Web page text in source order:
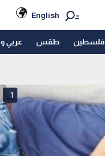
English
فلسطين طقس عربي
1